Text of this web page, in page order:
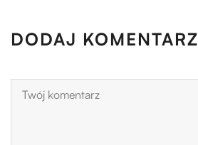
DODAJ KOMENTARZ